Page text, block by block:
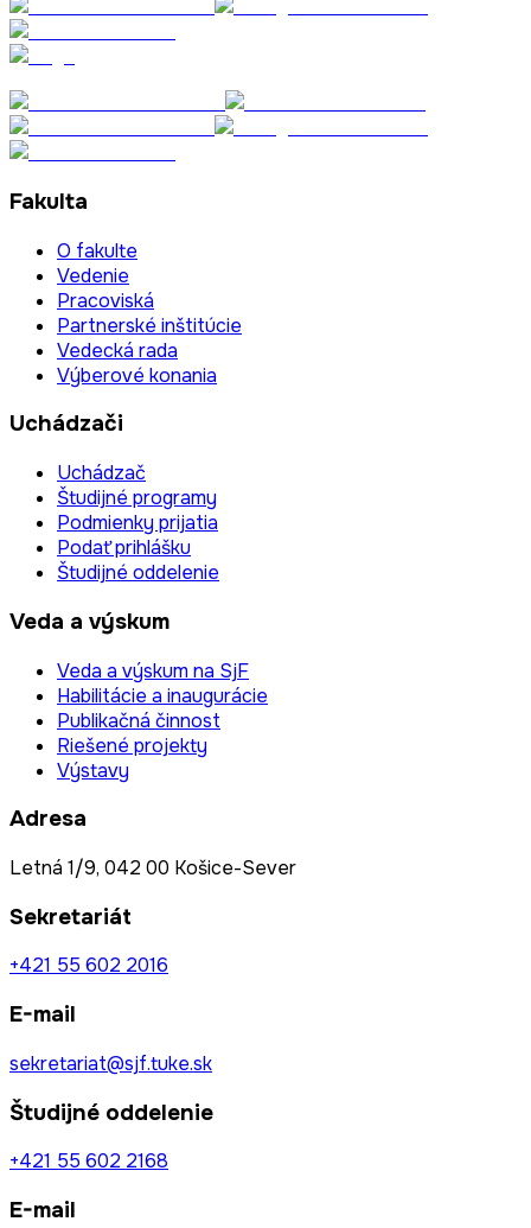
Fakulta
O fakulte
Vedenie
Pracoviská
Partnerské inštitúcie
Vedecká rada
Výberové konania
Uchádzači
Uchádzač
Študijné programy
Podmienky prijatia
Podať prihlášku
Študijné oddelenie
Veda a výskum
Veda a výskum na SjF
Habilitácie a inaugurácie
Publikačná činnost
Riešené projekty
Výstavy
Adresa
Letná 1/9, 042 00 Košice-Sever
Sekretariát
+421 55 602 2016
E-mail
sekretariat@sjf.tuke.sk
Študijné oddelenie
+421 55 602 2168
E-mail